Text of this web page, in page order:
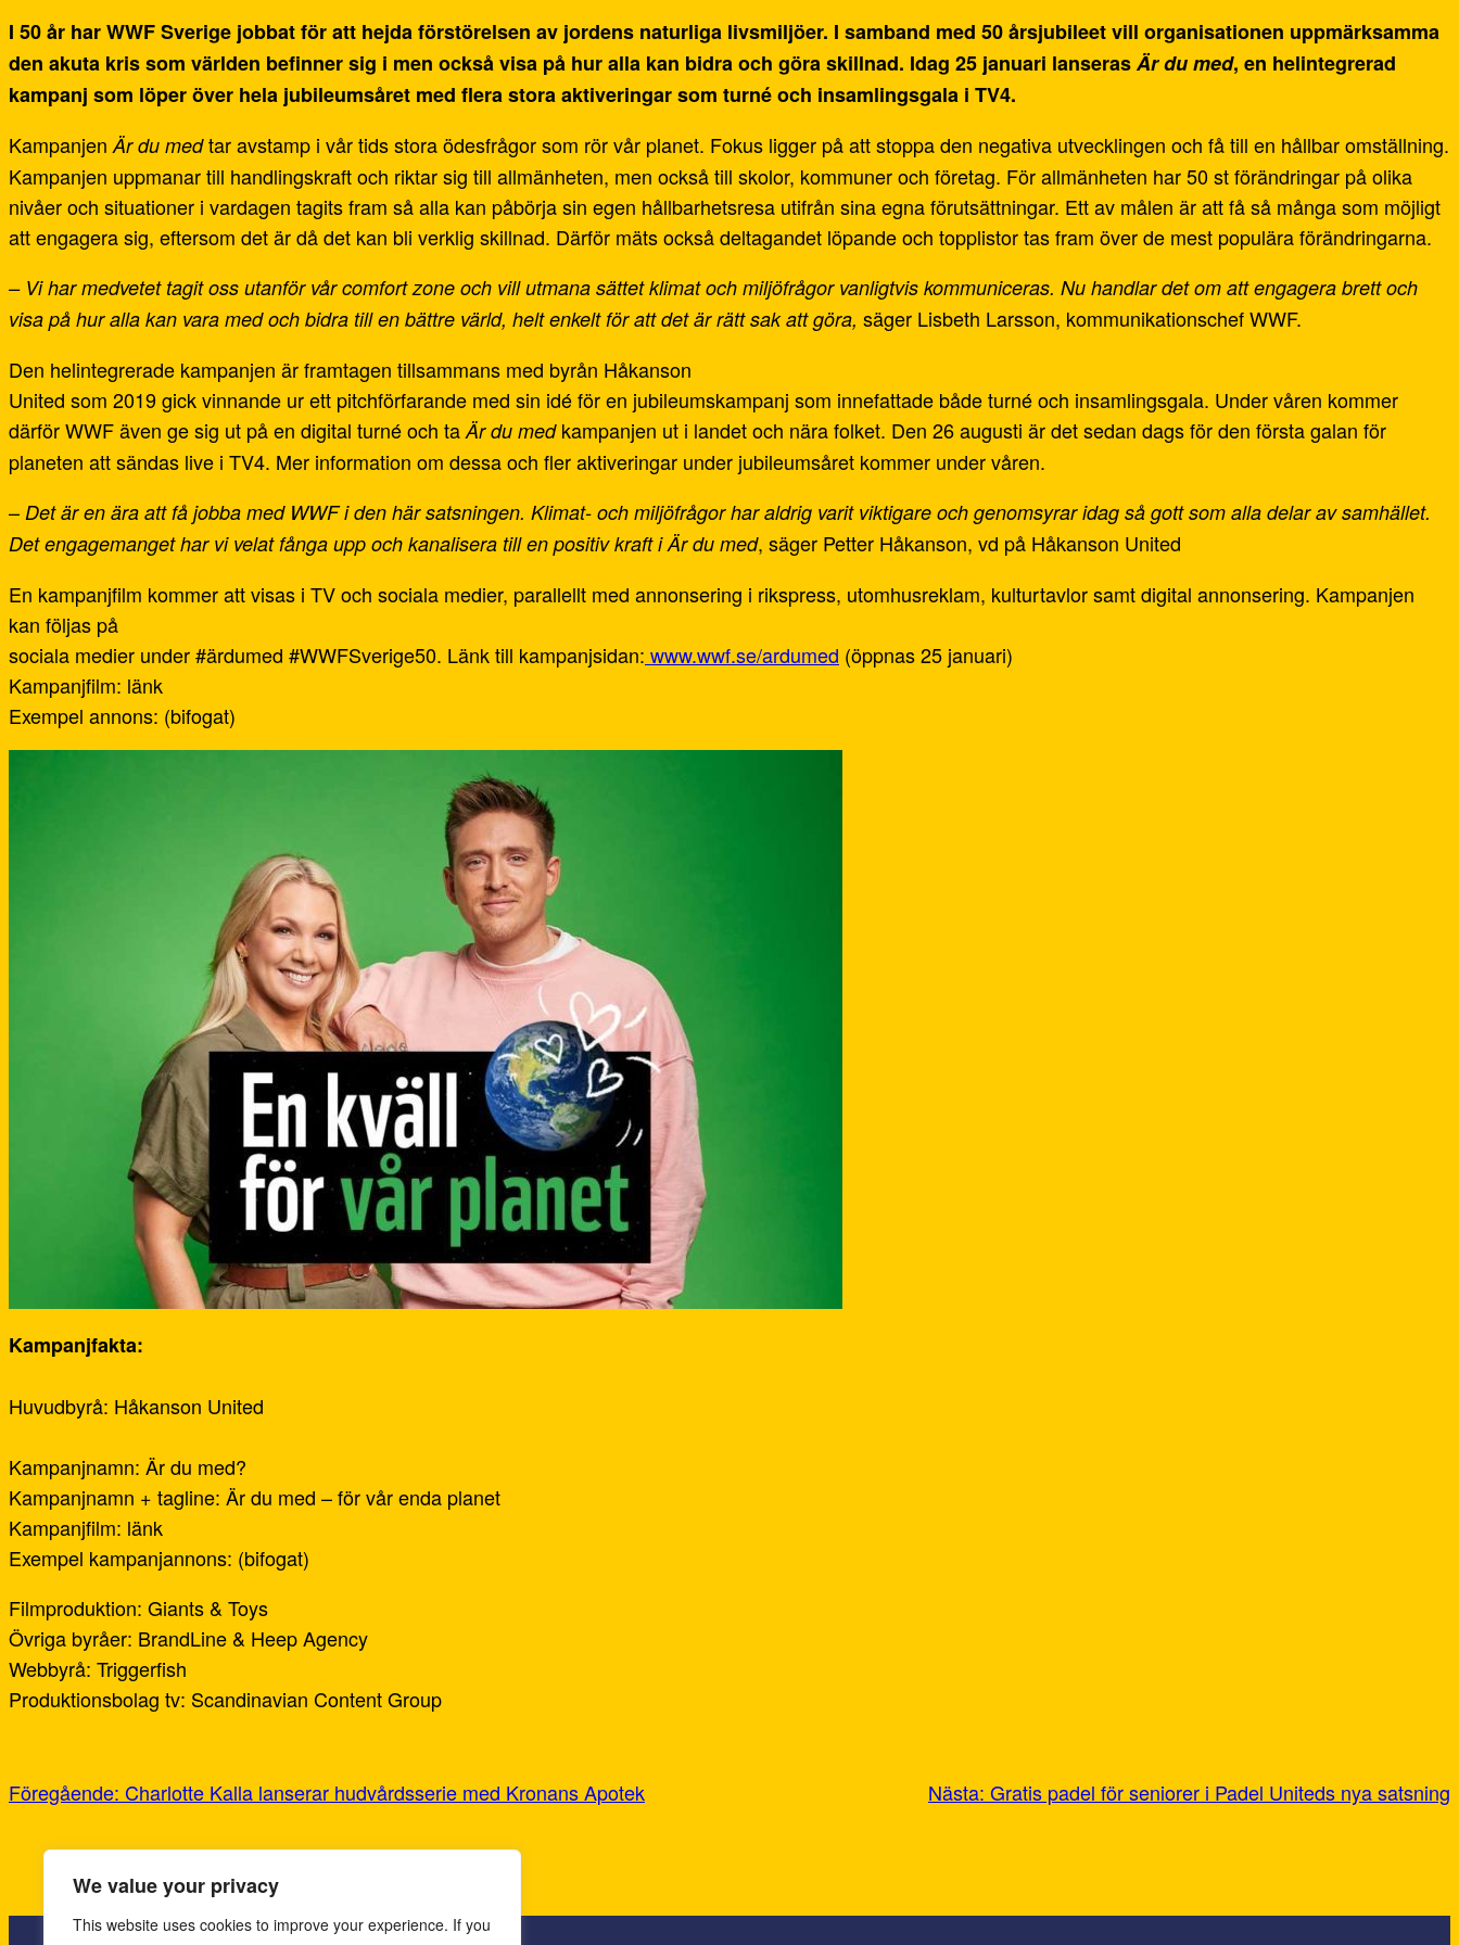
We value your privacy
This website uses cookies to improve your experience. If you
I 50 år har WWF Sverige jobbat för att hejda förstörelsen av jordens naturliga livsmiljöer. I samband med 50 årsjubileet vill organisationen uppmärksamma
den akuta kris som världen befinner sig i men också visa på hur alla kan bidra och göra skillnad. Idag 25 januari lanserasÄr du med, en helintegrerad
kampanj som löper över hela jubileumsåret med flera stora aktiveringar som turné och insamlingsgala i TV4.
Kampanjen Är du medtar avstamp i vår tids stora ödesfrågor som rör vår planet. Fokus ligger på att stoppa den negativa utvecklingen och få till en hållbar omställning.
Kampanjen uppmanar till handlingskraft och riktar sig till allmänheten, men också till skolor, kommuner och företag. För allmänheten har 50 st förändringar på olika
nivåer och situationer i vardagen tagits fram så alla kan påbörja sin egen hållbarhetsresa utifrån sina egna förutsättningar. Ett av målen är att få så många som möjligt
att engagera sig, eftersom det är då det kan bli verklig skillnad. Därför mäts också deltagandet löpande och topplistor tas fram över de mest populära förändringarna.
– Vi har medvetet tagit oss utanför vår comfort zone och vill utmana sättet klimat och miljöfrågor vanligtvis kommuniceras. Nu handlar det om att engagera brett och
visa på hur alla kan vara med och bidra till en bättre värld, helt enkelt för att det är rätt sak att göra, säger Lisbeth Larsson, kommunikationschef WWF.
Den helintegrerade kampanjen är framtagen tillsammans med byrån Håkanson
United som 2019 gick vinnande ur ett pitchförfarande med sin idé för en jubileumskampanj som innefattade både turné och insamlingsgala. Under våren kommer
därför WWF även ge sig ut på en digital turné och ta Är du medkampanjen ut i landet och nära folket. Den 26 augusti är det sedan dags för den första galan för
planeten att sändas live i TV4. Mer information om dessa och fler aktiveringar under jubileumsåret kommer under våren.
– Det är en ära att få jobba med WWF i den här satsningen. Klimat- och miljöfrågor har aldrig varit viktigare och genomsyrar idag så gott som alla delar av samhället.
Det engagemanget har vi velat fånga upp och kanalisera till en positiv kraft i Är du med, säger Petter Håkanson, vd på Håkanson United
En kampanjfilm kommer att visas i TV och sociala medier, parallellt med annonsering i rikspress, utomhusreklam, kulturtavlor samt digital annonsering. Kampanjen
kan följas på
sociala medier under #ärdumed #WWFSverige50. Länk till kampanjsidan: www.wwf.se/ardumed (öppnas 25 januari)
Kampanjfilm: länk
Exempel annons: (bifogat)
Kampanjfakta:
Huvudbyrå: Håkanson United
Kampanjnamn: Är du med?
Kampanjnamn + tagline: Är du med – för vår enda planet
Kampanjfilm: länk
Exempel kampanjannons: (bifogat)
Filmproduktion: Giants & Toys
Övriga byråer: BrandLine & Heep Agency
Webbyrå: Triggerfish
Produktionsbolag tv: Scandinavian Content Group
Föregående: Charlotte Kalla lanserar hudvårdsserie med Kronans Apotek Nästa: Gratis padel för seniorer i Padel Uniteds nya satsning